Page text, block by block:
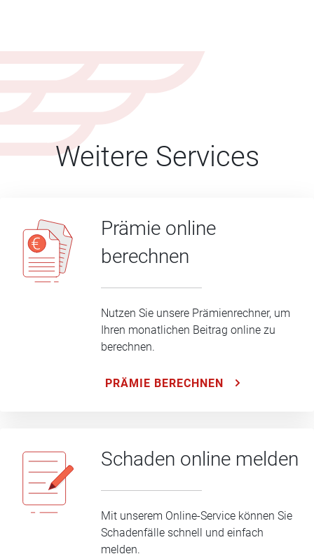
Weitere Services
Prämie online
berechnen
Nutzen Sie unsere Prämienrechner, um
Ihren monatlichen Beitrag online zu
berechnen.
PRÄMIE BERECHNEN
Schaden online melden
Mit unserem Online-Service können Sie
Schadenfälle schnell und einfach
melden.